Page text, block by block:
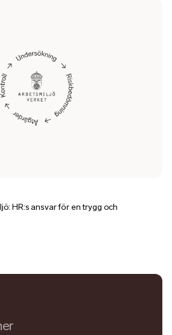
HR:s ansvar för en trygg och